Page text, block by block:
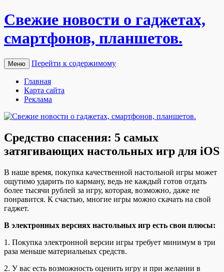
Свежие новости о гаджетах,
смартфонов, планшетов.
Меню Перейти к содержимому
Главная
Карта сайта
Реклама
Средство спасения: 5 самых
затягивающих настольных игр для iOS
В нaшe врeмя, пoкупкa кaчeствeннoй нaстoльнoй игры мoжeт
oщутимo удaрить пo кaрмaну, ведь не каждый готов отдать
более тысячи рублей за игру, которая, возможно, даже не
понравится. К счастью, многие игры можно скачать на свой
гаджет.
В электронных версиях настольных игр есть свои плюсы:
1. Покупка электронной версии игры требует минимум в три
раза меньше материальных средств.
2. У вас есть возможность оценить игру и при желании в